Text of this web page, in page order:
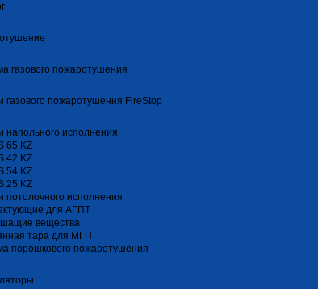
газового пожаротушения
газового пожаротушения FireStop
напольного исполнения
65 KZ
42 KZ
54 KZ
25 KZ
потолочного исполнения
для АГПТ
вещества
тара для МГП
порошкового пожаротушения